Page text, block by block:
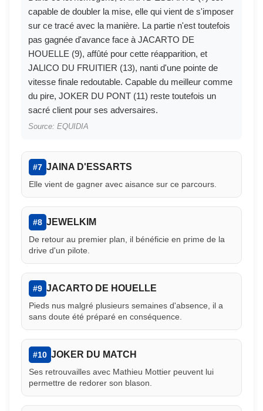
capable de doubler la mise, elle qui vient de s'imposer
sur ce tracé avec la manière. La partie n'est toutefois
pas gagnée d'avance face à JACARTO DE
HOUELLE (9), affûté pour cette réapparition, et
JALICO DU FRUITIER (13), nanti d'une pointe de
vitesse finale redoutable. Capable du meilleur comme
du pire, JOKER DU PONT (11) reste toutefois un
sacré client pour ses adversaires.
Source: EQUIDIA
#7 JAINA D'ESSARTS
Elle vient de gagner avec aisance sur ce parcours.
#8 JEWELKIM
De retour au premier plan, il bénéficie en prime de la
drive d'un pilote.
#9 JACARTO DE HOUELLE
Pieds nus malgré plusieurs semaines d'absence, il a
sans doute été préparé en conséquence.
#10 JOKER DU MATCH
Ses retrouvailles avec Mathieu Mottier peuvent lui
permettre de redorer son blason.